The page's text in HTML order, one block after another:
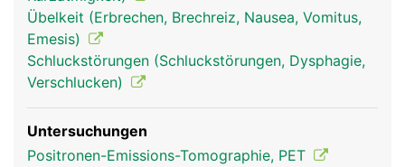
Übelkeit (Erbrechen, Brechreiz, Nausea, Vomitus,
Emesis)
Schluckstörungen (Schluckstörungen, Dysphagie,
Verschlucken)
Untersuchungen
Positronen-Emissions-Tomographie, PET